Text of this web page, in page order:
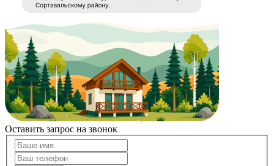
Оставить запрос на звонок